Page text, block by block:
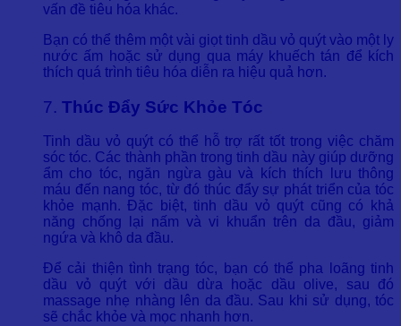
vấn đề tiêu hóa khác.
Bạn có thể thêm một vài giọt tinh dầu vỏ quýt vào một ly
nước ấm hoặc sử dụng qua máy khuếch tán để kích
thích quá trình tiêu hóa diễn ra hiệu quả hơn.
7. Thúc Đẩy Sức Khỏe Tóc
Tinh dầu vỏ quýt có thể hỗ trợ rất tốt trong việc chăm
sóc tóc. Các thành phần trong tinh dầu này giúp dưỡng
ẩm cho tóc, ngăn ngừa gàu và kích thích lưu thông
máu đến nang tóc, từ đó thúc đẩy sự phát triển của tóc
khỏe mạnh. Đặc biệt, tinh dầu vỏ quýt cũng có khả
năng chống lại nấm và vi khuẩn trên da đầu, giảm
ngứa và khô da đầu.
Để cải thiện tình trạng tóc, bạn có thể pha loãng tinh
dầu vỏ quýt với dầu dừa hoặc dầu olive, sau đó
massage nhẹ nhàng lên da đầu. Sau khi sử dụng, tóc
sẽ chắc khỏe và mọc nhanh hơn.